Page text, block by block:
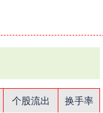
个股流出
换手率